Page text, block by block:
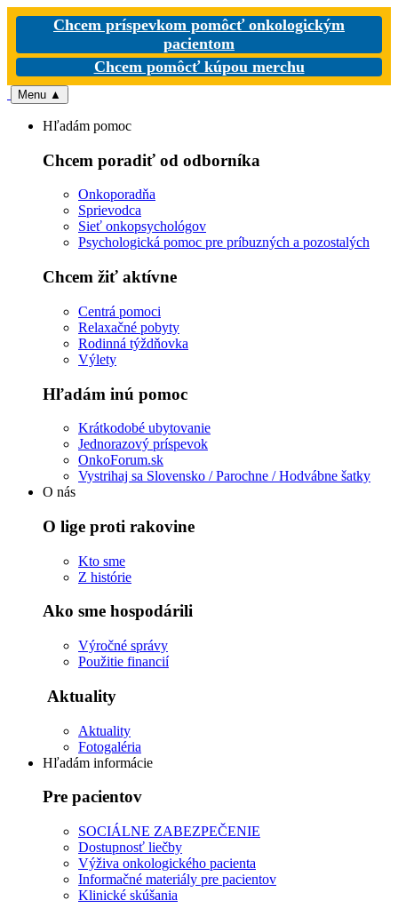
Chcem príspevkom pomôcť onkologickým
pacientom
Chcem pomôcť kúpou merchu
Menu ▲
Hľadám pomoc
Chcem poradiť od odborníka
Onkoporadňa
Sprievodca
Sieť onkopsychológov
Psychologická pomoc pre príbuzných a pozostalých
Chcem žiť aktívne
Centrá pomoci
Relaxačné pobyty
Rodinná týždňovka
Výlety
Hľadám inú pomoc
Krátkodobé ubytovanie
Jednorazový príspevok
OnkoForum.sk
Vystrihaj sa Slovensko / Parochne / Hodvábne šatky
O nás
O lige proti rakovine
Kto sme
Z histórie
Ako sme hospodárili
Výročné správy
Použitie financií
Aktuality
Aktuality
Fotogaléria
Hľadám informácie
Pre pacientov
SOCIÁLNE ZABEZPEČENIE
Dostupnosť liečby
Výživa onkologického pacienta
Informačné materiály pre pacientov
Klinické skúšania